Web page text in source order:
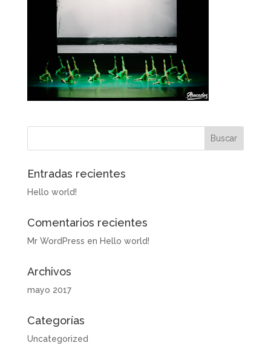
Entradas recientes
Hello world!
Comentarios recientes
Mr WordPress en Hello world!
Archivos
mayo 2017
Categorías
Uncategorized